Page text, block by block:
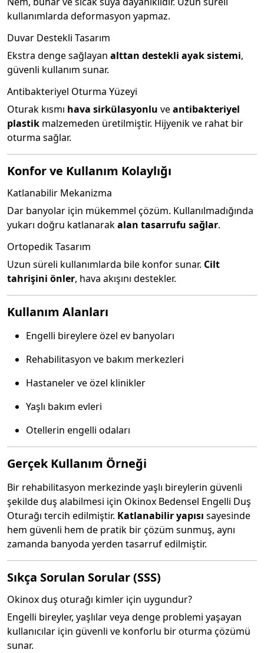
kullanımlarda deformasyon yapmaz.
Duvar Destekli Tasarım
Ekstra denge sağlayan alttan destekli ayak sistemi,
güvenli kullanım sunar.
Antibakteriyel Oturma Yüzeyi
Oturak kısmı hava sirkülasyonlu veantibakteriyel
plastik malzemeden üretilmiştir. Hijyenik ve rahat bir
oturma sağlar.
Konfor ve Kullanım Kolaylığı
Katlanabilir Mekanizma
Dar banyolar için mükemmel çözüm. Kullanılmadığında
yukarı doğru katlanarakalan tasarrufu sağlar.
Ortopedik Tasarım
Uzun süreli kullanımlarda bile konfor sunar. Cilt
tahrişini önler, hava akışını destekler.
Kullanım Alanları
Engelli bireylere özel ev banyoları
Rehabilitasyon ve bakım merkezleri
Hastaneler ve özel klinikler
Yaşlı bakım evleri
Otellerin engelli odaları
Gerçek Kullanım Örneği
Bir rehabilitasyon merkezinde yaşlı bireylerin güvenli
şekilde duş alabilmesi için Okinox Bedensel Engelli Duş
Oturağı tercih edilmiştir. Katlanabilir yapısı sayesinde
hem güvenli hem de pratik bir çözüm sunmuş, aynı
zamanda banyoda yerden tasarruf edilmiştir.
Sıkça Sorulan Sorular (SSS)
Okinox duş oturağı kimler için uygundur?
Engelli bireyler, yaşlılar veya denge problemi yaşayan
kullanıcılar için güvenli ve konforlu bir oturma çözümü
sunar.